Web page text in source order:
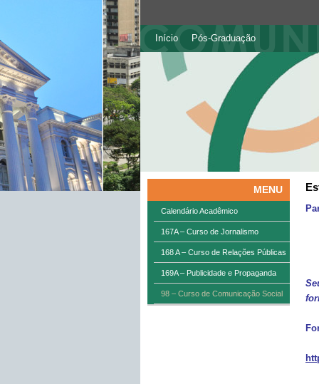
Início Pós-Graduação
MENU
Calendário Acadêmico
167A – Curso de Jornalismo
168 A – Curso de Relações Públicas
169A – Publicidade e Propaganda
98 – Curso de Comunicação Social